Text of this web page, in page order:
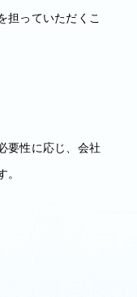
担っていただくこ
要性に応じ、会社